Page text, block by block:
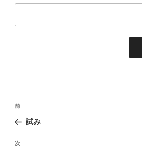
投
ナ
ビ
過
去
投
前
試み
次
次